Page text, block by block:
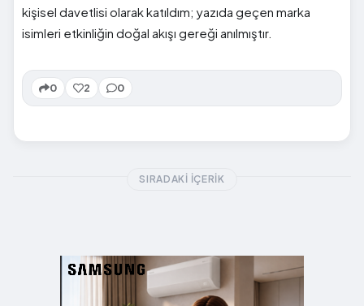
kişisel davetlisi olarak katıldım; yazıda geçen marka
isimleri etkinliğin doğal akışı gereği anılmıştır.
0 2 0
SIRADAKI İÇERIK